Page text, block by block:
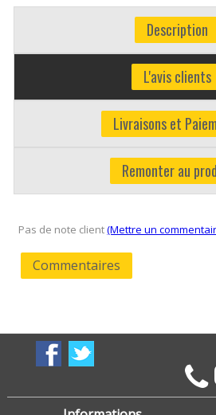
Description
L'avis clients
Livraisons et
Remonter au
Pas de note client(Mettre un
Commentaires